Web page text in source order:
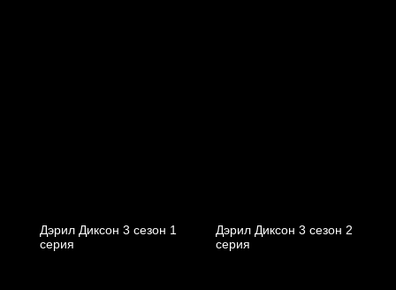
Дэрил Диксон 3 сезон 1
серия
Дэрил Диксон 3 сезон 2
серия